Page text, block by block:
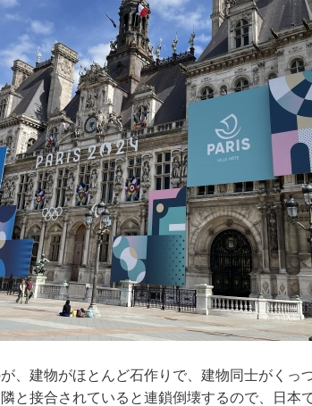
、建物がほとんど石作りで、建物同士がくっ
と接合されていると連鎖倒壊するので、日本